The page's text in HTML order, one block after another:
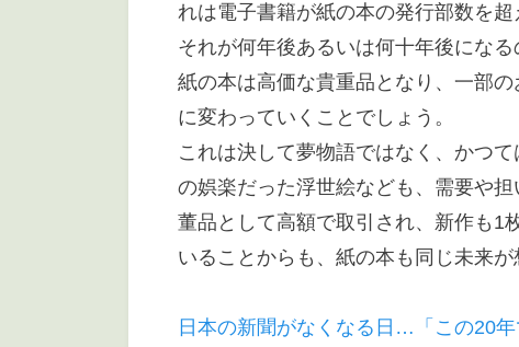
れは電子書籍が紙の本の発行部数を
それが何年後あるいは何十年後にな
紙の本は高価な貴重品となり、一部
に変わっていくことでしょう。
これは決して夢物語ではなく、かつ
の娯楽だった浮世絵なども、需要や
董品として高額で取引され、新作も1
いることからも、紙の本も同じ未来が
日本の新聞がなくなる日…「この20